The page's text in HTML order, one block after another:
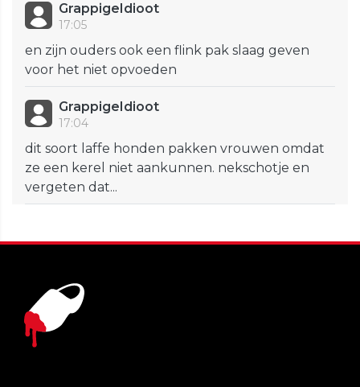
GrappigeIdioot
17:05
en zijn ouders ook een flink pak slaag geven
voor het niet opvoeden
GrappigeIdioot
17:04
dit soort laffe honden pakken vrouwen omdat
ze een kerel niet aankunnen. nekschotje en
vergeten dat...